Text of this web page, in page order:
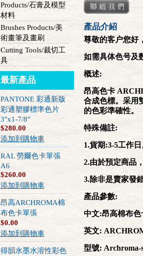
Products/石膏及模型
材料
Brushes Products/美
術畫筆及畫刷
Cutting Tools/裁切工
具
最新產品
PANTONE 彩通新版
彩通塑膠標準色片
3"x1-7/8"
$280.00
添加到購物車
RAL 勞爾色卡單張
A6
$260.00
添加到購物車
昂高ARCHROMA棉
布色卡單張
$0.00
添加到購物車
得韻水墨水溶性彩色
產品介紹
尊敬的客户您好，
如需具体色号及
概述:
昂高色卡
合成色標。采用
的色彩準確性。
特殊備註:
1.貨期:3-5工作日
2.由於預定商品
3.除非是賣家發
產品參數:
中文:昂高棉布色
英文:
型號: Archroma-